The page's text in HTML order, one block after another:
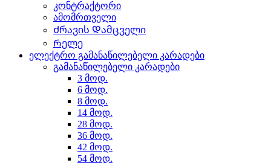
კონტრაქტორი
ამომრთველი
Ძრავის Დამცველი
Რელე
ელექტრო გამანაწილებელი კარადები
გამანაწილებელი კარადები
3 მოდ.
6 მოდ.
8 მოდ.
14 მოდ.
28 მოდ.
36 მოდ.
42 მოდ.
54 მოდ.